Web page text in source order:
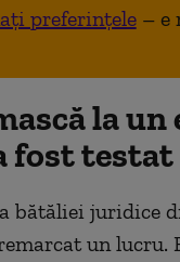
preferințele – e
la
fost testat
bătăliei juridice
un